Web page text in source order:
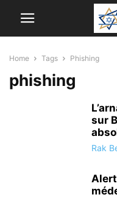
Home Tags Phishing
phishing
sur
Rak